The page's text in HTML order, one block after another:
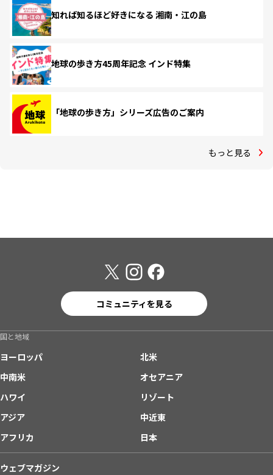
知れば知るほど好きになる 湘南・江の島
地球の歩き方45周年記念 インド特集
「地球の歩き方」シリーズ広告のご案内
もっと見る
コミュニティを見る
国と地域
ヨーロッパ
北米
中南米
オセアニア
ハワイ
リゾート
アジア
中近東
アフリカ
日本
ウェブマガジン